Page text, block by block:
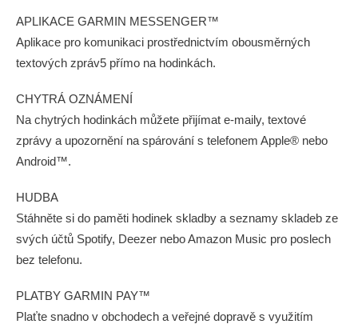
APLIKACE GARMIN MESSENGER™
Aplikace pro komunikaci prostřednictvím obousměrných
textových zpráv5 přímo na hodinkách.
CHYTRÁ OZNÁMENÍ
Na chytrých hodinkách můžete přijímat e-maily, textové
zprávy a upozornění na spárování s telefonem Apple® nebo
Android™.
HUDBA
Stáhněte si do paměti hodinek skladby a seznamy skladeb ze
svých účtů Spotify, Deezer nebo Amazon Music pro poslech
bez telefonu.
PLATBY GARMIN PAY™
Plaťte snadno v obchodech a veřejné dopravě s využitím